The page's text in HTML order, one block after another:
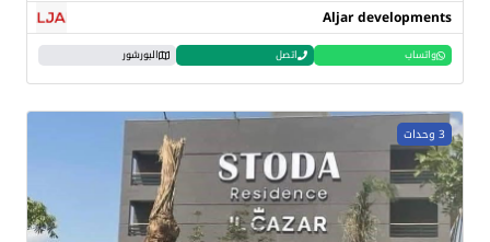
Aljar developments
واتساب اتصل البورشور
3 وحدات